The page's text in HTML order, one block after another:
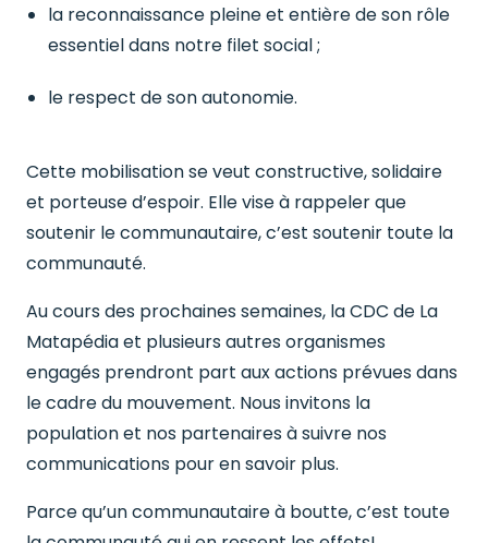
la reconnaissance pleine et entière de son rôle
essentiel dans notre filet social ;
le respect de son autonomie.
Cette mobilisation se veut constructive, solidaire
et porteuse d’espoir. Elle vise à rappeler que
soutenir le communautaire, c’est soutenir toute la
communauté.
Au cours des prochaines semaines, la CDC de La
Matapédia et plusieurs autres organismes
engagés prendront part aux actions prévues dans
le cadre du mouvement. Nous invitons la
population et nos partenaires à suivre nos
communications pour en savoir plus.
Parce qu’un communautaire à boutte, c’est toute